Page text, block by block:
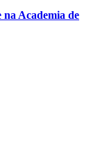
Academia de